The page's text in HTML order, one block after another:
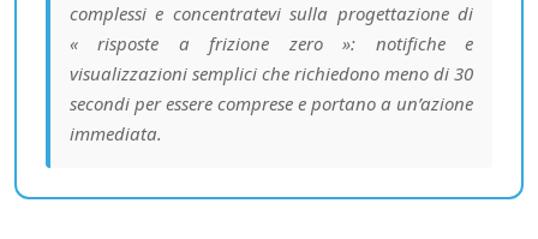
complessi e concentratevi sulla progettazione di
« risposte a frizione zero »: notifiche e
visualizzazioni semplici che richiedono meno di 30
secondi per essere comprese e portano a un’azione
immediata.